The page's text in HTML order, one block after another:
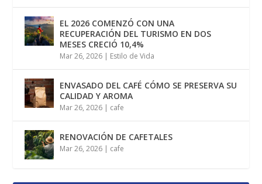
EL 2026 COMENZÓ CON UNA
RECUPERACIÓN DEL TURISMO EN DOS
MESES CRECIÓ 10,4%
Mar 26, 2026 | Estilo de Vida
ENVASADO DEL CAFÉ CÓMO SE PRESERVA SU
CALIDAD Y AROMA
Mar 26, 2026 | cafe
RENOVACIÓN DE CAFETALES
Mar 26, 2026 | cafe